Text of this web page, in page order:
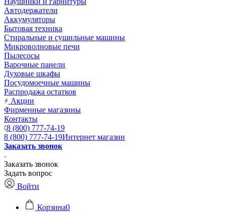
Автодержатели
Аккумуляторы
Бытовая техника
Стиральные и сушильные машины
Микроволновые печи
Пылесосы
Варочные панели
Духовые шкафы
Посудомоечные машины
Распродажа остатков
Акции
Фирменные магазины
Контакты
8 (800) 777-74-19
8 (800) 777-74-19Интернет магазин
Заказать звонок
Заказать звонок
Задать вопрос
Войти
Корзина0